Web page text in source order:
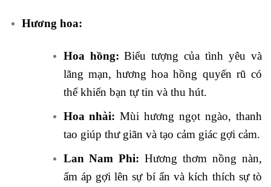
Hương hoa:
Hoa hồng: Biểu tượng của tình yêu và
lãng mạn, hương hoa hồng quyến rũ có
thể khiến bạn tự tin và thu hút.
Hoa nhài: Mùi hương ngọt ngào, thanh
tao giúp thư giãn và tạo cảm giác gợi cảm.
Lan Nam Phi: Hương thơm nồng nàn,
ấm áp gợi lên sự bí ẩn và kích thích sự tò